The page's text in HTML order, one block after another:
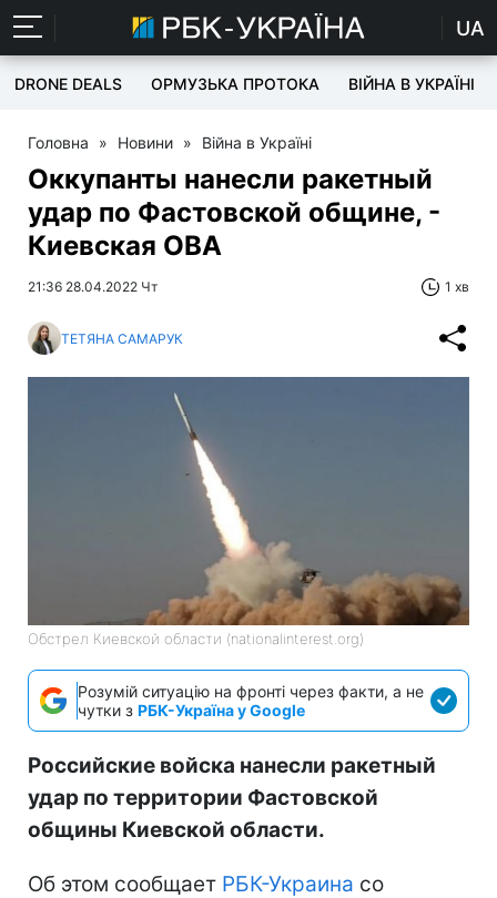
UA
DRONE DEALS ОРМУЗЬКА ПРОТОКА ВІЙНА В УКРАЇНІ
Головна » Новини » Війна в Україні
Оккупанты нанесли ракетный
удар по Фастовской общине, -
Киевская ОВА
21:36 28.04.2022 Чт 1 хв
ТЕТЯНА САМАРУК
Обстрел Киевской области (nationalinterest.org)
Розумій ситуацію на фронті через факти, а не
чутки з РБК-Україна у Google
Российские войска нанесли ракетный
удар по территории Фастовской
общины Киевской области.
Об этом сообщает РБК-Украина со